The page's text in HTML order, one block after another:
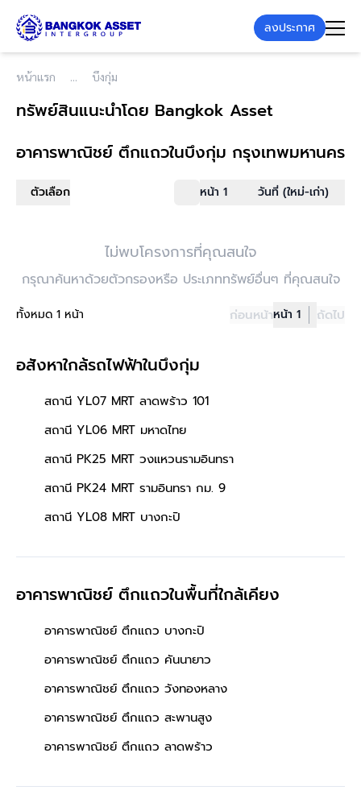
ลงประกาศ
หน้าแรก บึงกุ่ม
ทรัพย์สินแนะนำโดย Bangkok Asset
อาคารพาณิชย์ ตึกแถวในบึงกุ่ม กรุงเทพมหานคร
ตัวเลือก หน้า 1 วันที่ (ใหม่-เก่า)
ไม่พบโครงการที่คุณสนใจ
กรุณาค้นหาด้วยตัวกรองหรือ ประเภททรัพย์อื่นๆ ที่คุณสนใจ
ทั้งหมด 1 หน้า ก่อนหน้าหน้า 1 ถัดไป
อสังหาใกล้รถไฟฟ้าในบึงกุ่ม
สถานี YL07 MRT ลาดพร้าว 101
สถานี YL06 MRT มหาดไทย
สถานี PK25 MRT วงแหวนรามอินทรา
สถานี PK24 MRT รามอินทรา กม. 9
สถานี YL08 MRT บางกะปิ
อาคารพาณิชย์ ตึกแถวในพื้นที่ใกล้เคียง
อาคารพาณิชย์ ตึกแถว บางกะปิ
อาคารพาณิชย์ ตึกแถว คันนายาว
อาคารพาณิชย์ ตึกแถว วังทองหลาง
อาคารพาณิชย์ ตึกแถว สะพานสูง
อาคารพาณิชย์ ตึกแถว ลาดพร้าว